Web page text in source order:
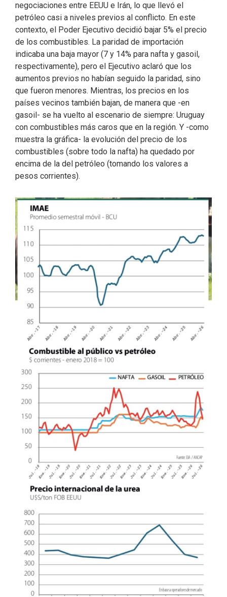
negociaciones entre EEUU e Irán, lo que llevó el
petróleo casi a niveles previos al conflicto. En este
contexto, el Poder Ejecutivo decidió bajar 5% el precio
de los combustibles. La paridad de importación
indicaba una baja mayor (7 y 14% para nafta y gasoil,
respectivamente), pero el Ejecutivo aclaró que los
aumentos previos no habían seguido la paridad, sino
que fueron menores. Mientras, los precios en los
países vecinos también bajan, de manera que -en
gasoil- se ha vuelto al escenario de siempre: Uruguay
con combustibles más caros que en la región. Y -como
muestra la gráfica- la evolución del precio de los
combustibles (sobre todo la nafta) ha quedado por
encima de la del petróleo (tomando los valores a
pesos corrientes).